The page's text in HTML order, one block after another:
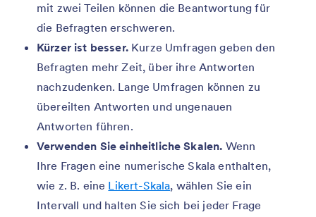
mit zwei Teilen können die Beantwortung für
die Befragten erschweren.
Kürzer ist besser.Kurze Umfragen geben den
Befragten mehr Zeit, über ihre Antworten
nachzudenken. Lange Umfragen können zu
übereilten Antworten und ungenauen
Antworten führen.
Verwenden Sie einheitliche Skalen. Wenn
Ihre Fragen eine numerische Skala enthalten,
wie z. B. eine Likert-Skala, wählen Sie ein
Intervall und halten Sie sich bei jeder Frage